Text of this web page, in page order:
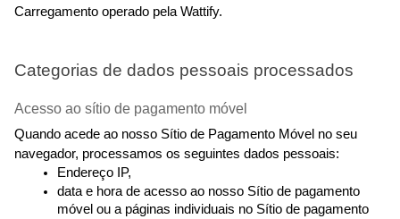
Carregamento operado pela Wattify.
Categorias de dados pessoais processados
Acesso ao sítio de pagamento móvel
Quando acede ao nosso Sítio de Pagamento Móvel no seu
navegador, processamos os seguintes dados pessoais:
Endereço IP,
data e hora de acesso ao nosso Sítio de pagamento
móvel ou a páginas individuais no Sítio de pagamento